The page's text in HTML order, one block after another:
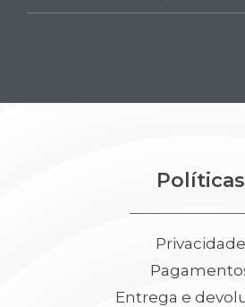
Políticas
Privacidade
Entrega e